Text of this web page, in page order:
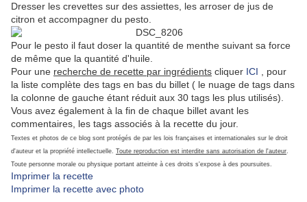
Dresser les crevettes sur des assiettes, les arroser de jus de
citron et accompagner du pesto.
Pour le pesto il faut doser la quantité de menthe suivant sa force
de même que la quantité d'huile.
Pour une recherche de recette par ingrédients cliquer ICI , pour
la liste complète des tags en bas du billet ( le nuage de tags dans
la colonne de gauche étant réduit aux 30 tags les plus utilisés).
Vous avez également à la fin de chaque billet avant les
commentaires, les tags associés à la recette du jour.
Textes et photos de ce blog sont protégés de par les lois françaises et internationales sur le droit
d'auteur et la propriété intellectuelle. Toute reproduction est interdite sans autorisation de l'auteur.
Toute personne morale ou physique portant atteinte à ces droits s'expose à des poursuites.
Imprimer la recette
Imprimer la recette avec photo